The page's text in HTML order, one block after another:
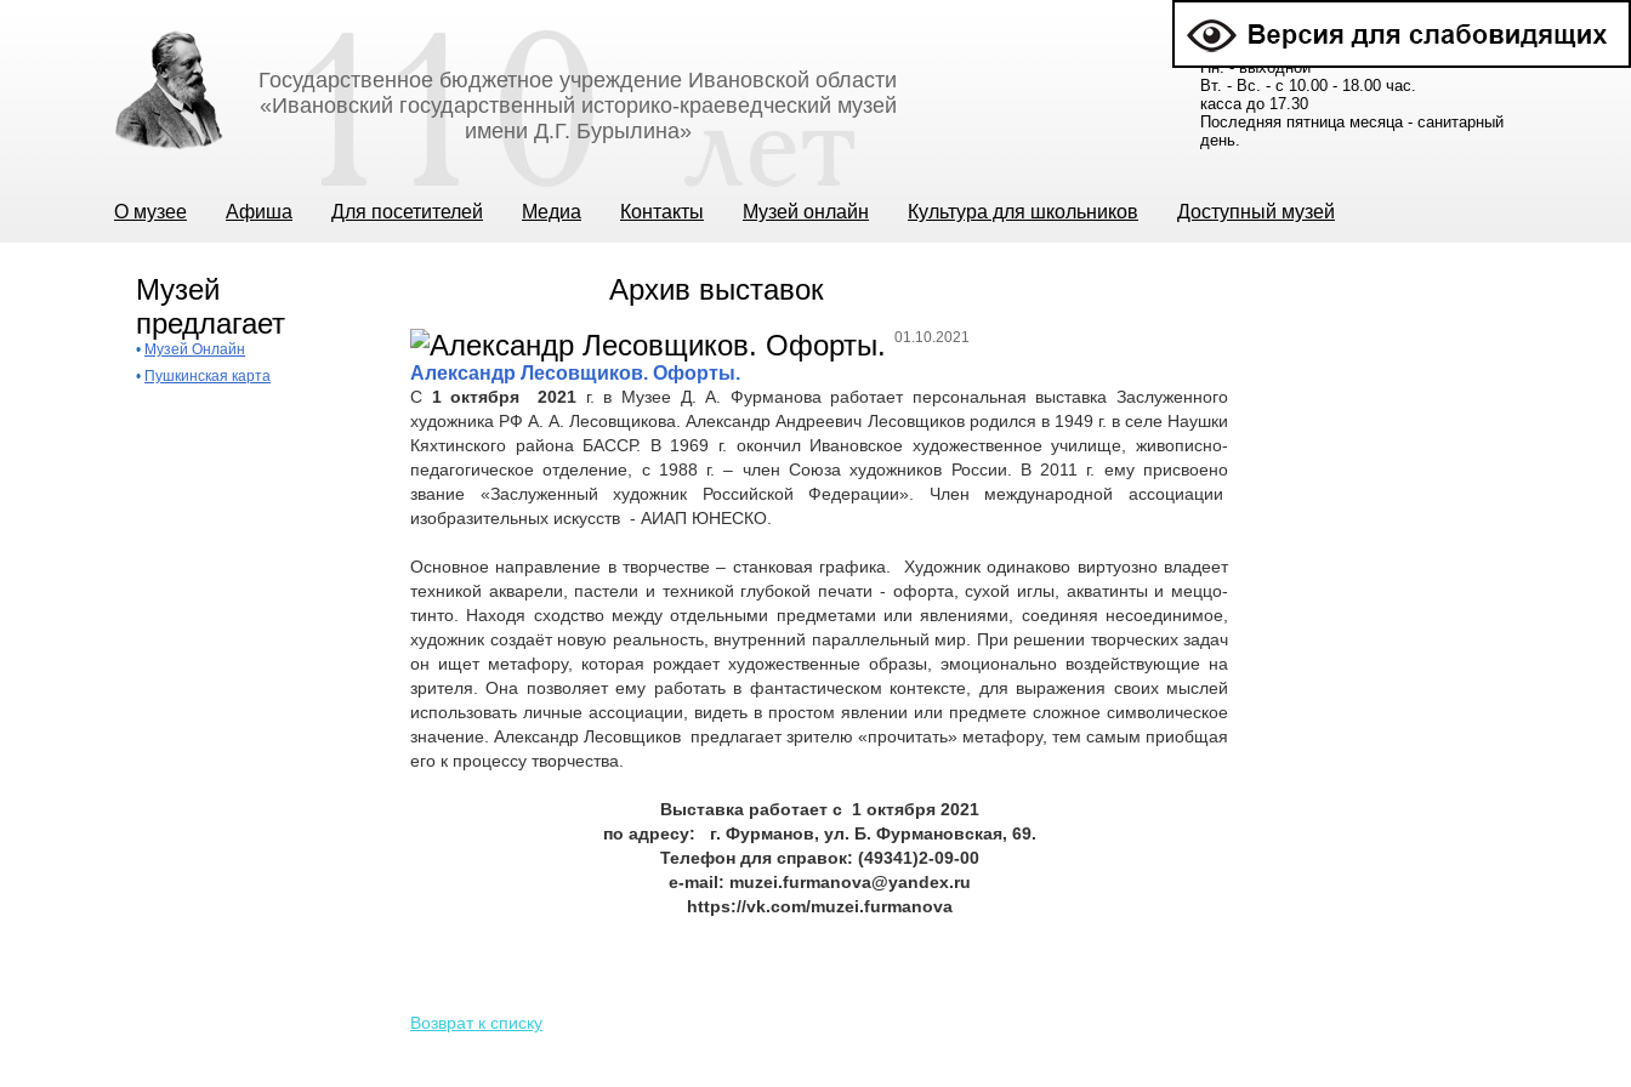
Государственное бюджетное учреждение Ивановской области
«Ивановский государственный историко-краеведческий музей
имени Д.Г. Бурылина»
Расписание работы музея:
Пн. - выходной
Вт. - Вс. - с 10.00 - 18.00 час.
касса до 17.30
Последняя пятница месяца - санитарный
день.
О музее Афиша Для посетителей Медиа Контакты Музей онлайн Культура для школьников Доступный музей
Музей
предлагает
• Музей Онлайн
• Пушкинская карта
Архив выставок
01.10.2021
Александр Лесовщиков. Офорты.
С 1 октября 2021 г. в Музее Д. А. Фурманова работает персональная выставка Заслуженного
художника РФ А. А. Лесовщикова. Александр Андреевич Лесовщиков родился в 1949 г. в селе Наушки
Кяхтинского района БАССР. В 1969 г. окончил Ивановское художественное училище, живописно-
педагогическое отделение, с 1988 г. – член Союза художников России. В 2011 г. ему присвоено
звание «Заслуженный художник Российской Федерации». Член международной ассоциации
изобразительных искусств - АИАП ЮНЕСКО.
Основное направление в творчестве – станковая графика. Художник одинаково виртуозно владеет
техникой акварели, пастели и техникой глубокой печати - офорта, сухой иглы, акватинты и меццо-
тинто. Находя сходство между отдельными предметами или явлениями, соединяя несоединимое,
художник создаёт новую реальность, внутренний параллельный мир. При решении творческих задач
он ищет метафору, которая рождает художественные образы, эмоционально воздействующие на
зрителя. Она позволяет ему работать в фантастическом контексте, для выражения своих мыслей
использовать личные ассоциации, видеть в простом явлении или предмете сложное символическое
значение. Александр Лесовщиков предлагает зрителю «прочитать» метафору, тем самым приобщая
его к процессу творчества.
Выставка работает с 1 октября 2021
по адресу: г. Фурманов, ул. Б. Фурмановская, 69.
Телефон для справок: (49341)2-09-00
e-mail: muzei.furmanova@yandex.ru
https://vk.com/muzei.furmanova
Возврат к списку